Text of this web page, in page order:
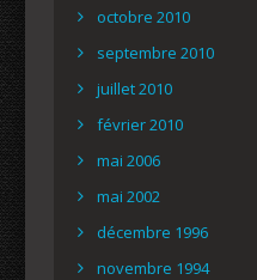
octobre 2010
septembre 2010
juillet 2010
février 2010
mai 2006
mai 2002
décembre 1996
novembre 1994